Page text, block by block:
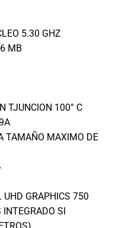
5.30 GHZ
MB
TJUNCION 100° C
TAMAÑO MAXIMO DE
UHD GRAPHICS 750
SI